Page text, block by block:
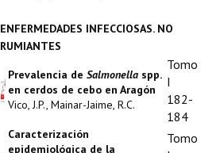
ENFERMEDADES INFECCIOSAS. NO
RUMIANTES
Prevalencia de Salmonella spp.
en cerdos de cebo en Aragón
Vico, J.P., Mainar-Jaime, R.C.
Tomo
I
182-
184
Caracterización
epidemiológica de la
Tomo